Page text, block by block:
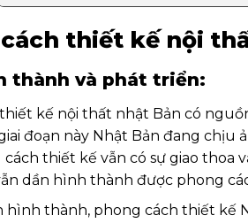
cách thiết kế nội
thành và phát triển:
kế nội thất nhật Bản có
giai đoạn này Nhật Bản đang
thiết kế vẫn có sự giao thoa
dần hình thành được phong
hình thành, phong cách thiết